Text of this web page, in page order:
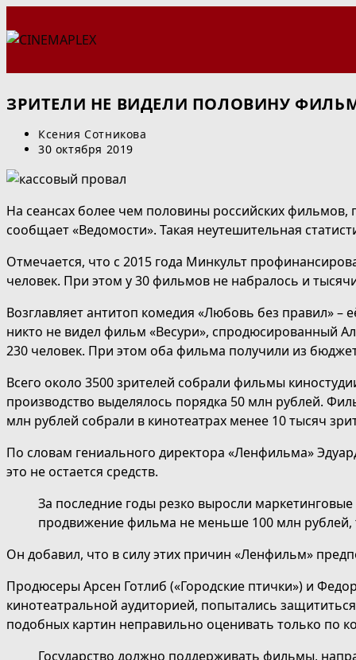
к
ЗРИТЕЛИ НЕ ВИДЕЛИ ПОЛОВИНУ
Автор
записи:
Ксения Сотникова
Запись
30 октября 2019
На сеансах более чем половины российских
сообщает «Ведомости». Такая неутешительная
Отмечается, что с 2015 года Минкульт
человек. При этом у 30 фильмов не набралось и
Возглавляет антитоп комедия «Любовь без правил» –
никто не видел фильм «Весури», спродюсированный
230 человек. При этом оба фильма получили из
Всего около 3500 зрителей собрали фильмы
производство выделялось порядка 50 млн рублей.
млн рублей собрали в кинотеатрах менее 10 тысяч
По словам гениального директора «Ленфильма»
это не остается средств.
За последние годы резко выросли
продвижение фильма не меньше 100 млн рублей,
Он добавил, что в силу этих причин «Ленфильм»
Продюсеры Арсен Готлиб («Городские птички») и
кинотеатральной аудиторией, попытались
подобных картин неправильно оценивать только по
Государство должно поддерживать фильмы,